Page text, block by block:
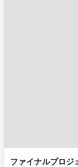
ファイナルプロジ